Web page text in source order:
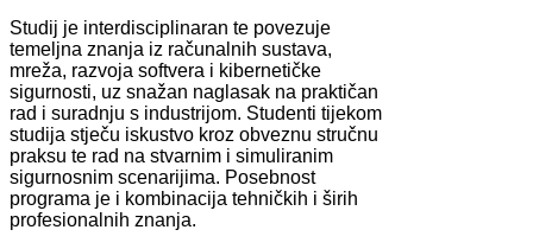
Studij je interdisciplinaran te povezuje
temeljna znanja iz računalnih sustava,
mreža, razvoja softvera i kibernetičke
sigurnosti, uz snažan naglasak na praktičan
rad i suradnju s industrijom. Studenti tijekom
studija stječu iskustvo kroz obveznu stručnu
praksu te rad na stvarnim i simuliranim
sigurnosnim scenarijima. Posebnost
programa je i kombinacija tehničkih i širih
profesionalnih znanja.